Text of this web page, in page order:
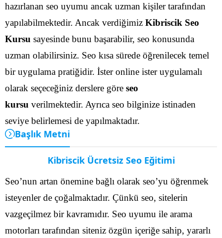
hazırlanan seo uyumu ancak uzman kişiler tarafından
yapılabilmektedir. Ancak verdiğimiz Kibriscik Seo
Kursu sayesinde bunu başarabilir, seo konusunda
uzman olabilirsiniz. Seo kısa sürede öğrenilecek temel
bir uygulama pratiğidir. İster online ister uygulamalı
olarak seçeceğiniz derslere göre seo
kursu verilmektedir. Ayrıca seo bilginize istinaden
seviye belirlemesi de yapılmaktadır.
Başlık Metni
Kibriscik Ücretsiz Seo Eğitimi
Seo’nun artan önemine bağlı olarak seo’yu öğrenmek
isteyenler de çoğalmaktadır. Çünkü seo, sitelerin
vazgeçilmez bir kavramıdır. Seo uyumu ile arama
motorları tarafından siteniz özgün içeriğe sahip, yararlı